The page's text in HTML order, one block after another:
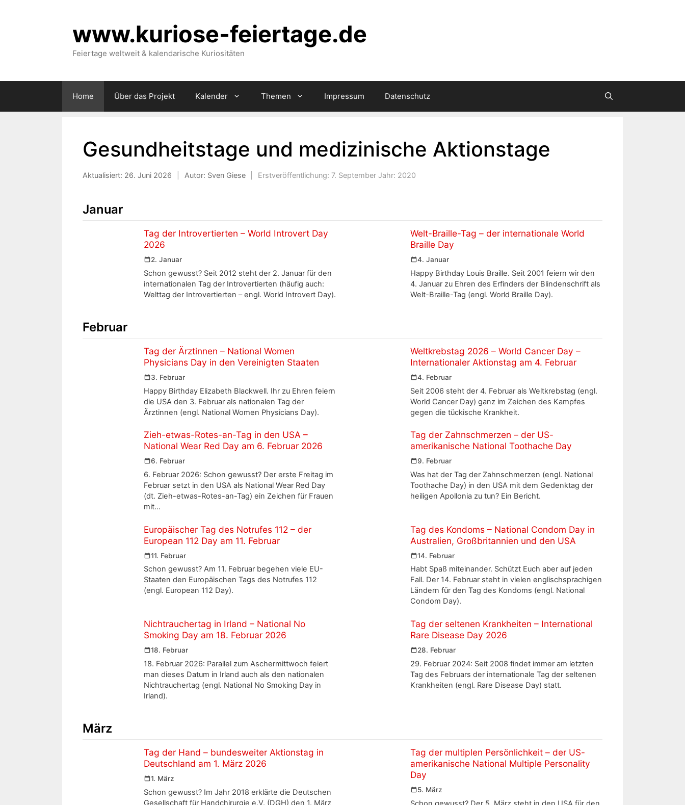
www.kuriose-feiertage.de
Feiertage weltweit & kalendarische Kuriositäten
Home Über das Projekt Kalender Themen Impressum Datenschutz
Gesundheitstage und medizinische Aktionstage
Aktualisiert: 26. Juni 2026 Autor: Sven Giese Erstveröffentlichung: 7. September Jahr: 2020
Januar
Tag der Introvertierten – World Introvert Day
2026
2. Januar
Schon gewusst? Seit 2012 steht der 2. Januar für den
internationalen Tag der Introvertierten (häufig auch:
Welttag der Introvertierten – engl. World Introvert Day).
Welt-Braille-Tag – der internationale World
Braille Day
4. Januar
Happy Birthday Louis Braille. Seit 2001 feiern wir den
4. Januar zu Ehren des Erfinders der Blindenschrift als
Welt-Braille-Tag (engl. World Braille Day).
Februar
Tag der Ärztinnen – National Women
Physicians Day in den Vereinigten Staaten
3. Februar
Happy Birthday Elizabeth Blackwell. Ihr zu Ehren feiern
die USA den 3. Februar als nationalen Tag der
Ärztinnen (engl. National Women Physicians Day).
Weltkrebstag 2026 – World Cancer Day –
Internationaler Aktionstag am 4. Februar
4. Februar
Seit 2006 steht der 4. Februar als Weltkrebstag (engl.
World Cancer Day) ganz im Zeichen des Kampfes
gegen die tückische Krankheit.
Zieh-etwas-Rotes-an-Tag in den USA –
National Wear Red Day am 6. Februar 2026
6. Februar
6. Februar 2026: Schon gewusst? Der erste Freitag im
Februar setzt in den USA als National Wear Red Day
(dt. Zieh-etwas-Rotes-an-Tag) ein Zeichen für Frauen
mit…
Tag der Zahnschmerzen – der US-
amerikanische National Toothache Day
9. Februar
Was hat der Tag der Zahnschmerzen (engl. National
Toothache Day) in den USA mit dem Gedenktag der
heiligen Apollonia zu tun? Ein Bericht.
Europäischer Tag des Notrufes 112 – der
European 112 Day am 11. Februar
11. Februar
Schon gewusst? Am 11. Februar begehen viele EU-
Staaten den Europäischen Tags des Notrufes 112
(engl. European 112 Day).
Tag des Kondoms – National Condom Day in
Australien, Großbritannien und den USA
14. Februar
Habt Spaß miteinander. Schützt Euch aber auf jeden
Fall. Der 14. Februar steht in vielen englischsprachigen
Ländern für den Tag des Kondoms (engl. National
Condom Day).
Nichtrauchertag in Irland – National No
Smoking Day am 18. Februar 2026
18. Februar
18. Februar 2026: Parallel zum Aschermittwoch feiert
man dieses Datum in Irland auch als den nationalen
Nichtrauchertag (engl. National No Smoking Day in
Irland).
Tag der seltenen Krankheiten – International
Rare Disease Day 2026
28. Februar
29. Februar 2024: Seit 2008 findet immer am letzten
Tag des Februars der internationale Tag der seltenen
Krankheiten (engl. Rare Disease Day) statt.
März
Tag der Hand – bundesweiter Aktionstag in
Deutschland am 1. März 2026
1. März
Schon gewusst? Im Jahr 2018 erklärte die Deutschen
Gesellschaft für Handchirurgie e.V. (DGH) den 1. März
Tag der multiplen Persönlichkeit – der US-
amerikanische National Multiple Personality
Day
5. März